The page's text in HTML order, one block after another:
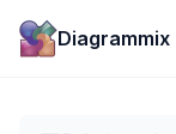
Diagrammix